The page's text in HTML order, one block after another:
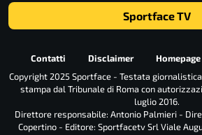
Sportface TV
Contatti Disclaimer Homepage
Copyright 2025 Sportface - Testata
stampa dal Tribunale di Roma con
luglio 2016.
Direttore responsabile: Antonio Palmieri -
Copertino - Editore: Sportfacetv Srl Viale